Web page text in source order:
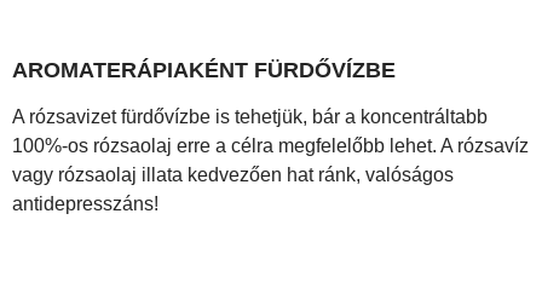
AROMATERÁPIAKÉNT FÜRDŐVÍZBE
A rózsavizet fürdővízbe is tehetjük, bár a koncentráltabb
100%-os rózsaolaj erre a célra megfelelőbb lehet. A rózsavíz
vagy rózsaolaj illata kedvezően hat ránk, valóságos
antidepresszáns!